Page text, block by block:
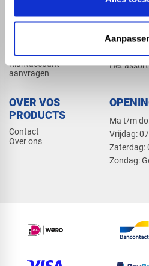
Dak en gevel
Klantaccount
aanvragen
Het
OVER VOS
PRODUCTS
Contact
Over ons
Ma t/m
​Vrijdag:
​Zaterdag:
​Zondag: